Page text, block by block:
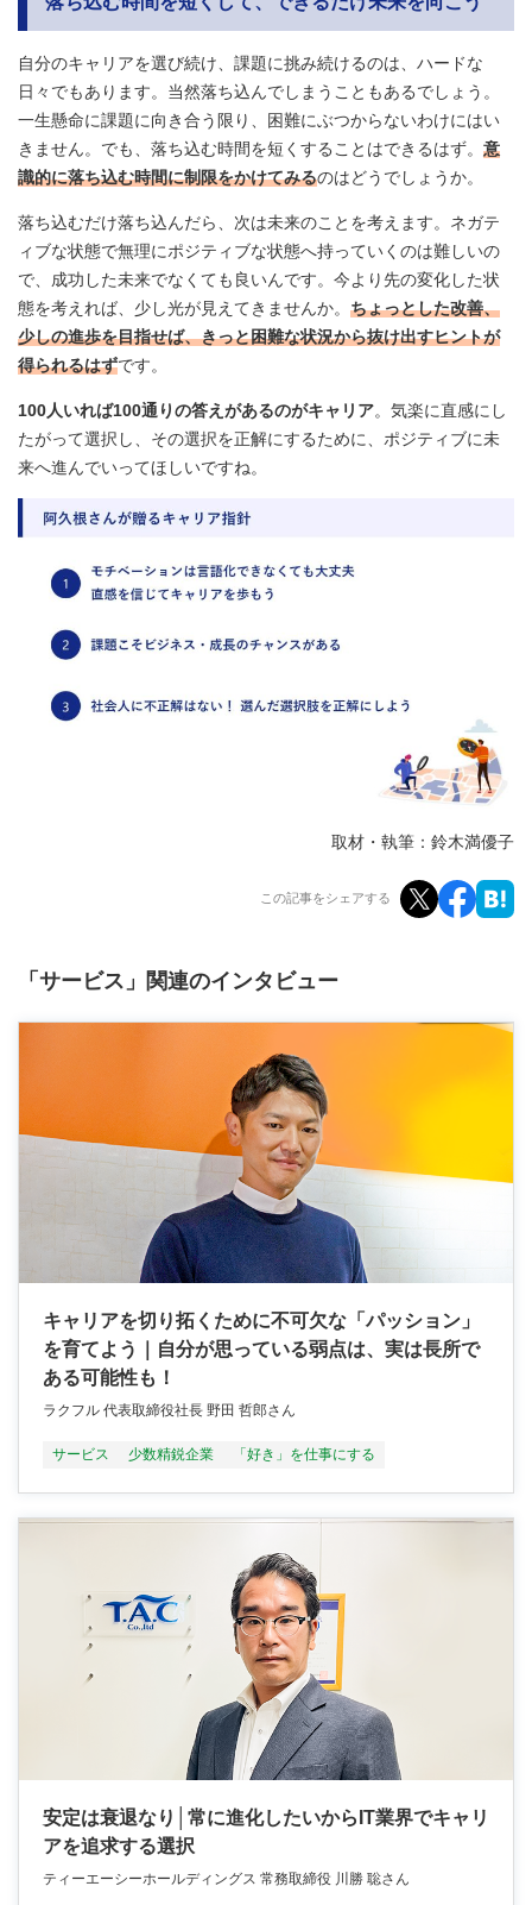
自分のキャリアを選び続け、課題に挑み続けるのは、ハードな
日々でもあります。当然落ち込んでしまうこともあるでしょう。
一生懸命に課題に向き合う限り、困難にぶつからないわけにはい
きません。でも、落ち込む時間を短くすることはできるはず。 意
識的に落ち込む時間に制限をかけてみるのはどうでしょうか。
落ち込むだけ落ち込んだら、次は未来のことを考えます。ネガテ
ィブな状態で無理にポジティブな状態へ持っていくのは難しいの
で、成功した未来でなくても良いんです。今より先の変化した状
態を考えれば、少し光が見えてきませんか。 ちょっとした改善、
少しの進歩を目指せば、きっと困難な状況から抜け出すヒントが
得られるはずです。
100人いれば100通りの答えがあるのがキャリア。気楽に直感にし
たがって選択し、その選択を正解にするために、ポジティブに未
来へ進んでいってほしいですね。
取材・執筆：鈴木満優子
この記事をシェアする
「サービス」関連のインタビュー
キャリアを切り拓くために不可欠な「パッション」
を育てよう｜自分が思っている弱点は、実は長所で
ある可能性も！
ラクフル 代表取締役社長 野田 哲郎さん
サービス 少数精鋭企業 「好き」を仕事にする
安定は衰退なり│常に進化したいからIT業界でキャリ
アを追求する選択
ティーエーシーホールディングス 常務取締役 川勝 聡さん